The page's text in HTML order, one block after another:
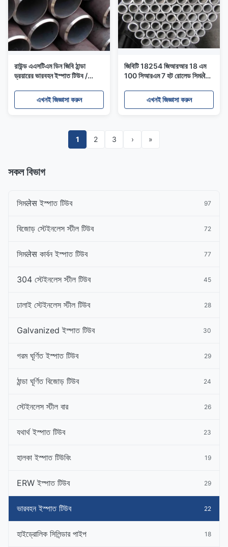
রাউন্ড এএসটিএম ডিন জিবি ঠান্ডা
ড্রয়ারের ভারবহন ইস্পাত টিউব /
স্টীল পাইপ
এখনই জিজ্ঞাসা করুন
জিবিটি 18254 জিআরআর 18 এম
100 সিআরএম 7 হট রোলেড সিমलेस
মিমি
এখনই জিজ্ঞাসা করুন
1 2 3 › »
সকল বিভাগ
সিমलेस ইস্পাত টিউব 97
বিজোড় স্টেইনলেস স্টীল টিউব 72
সিমलेस কার্বন ইস্পাত টিউব 77
304 স্টেইনলেস স্টীল টিউব 45
ঢালাই স্টেইনলেস স্টীল টিউব 28
Galvanized ইস্পাত টিউব 30
গরম ঘূর্ণিত ইস্পাত টিউব 29
ঠান্ডা ঘূর্ণিত বিজোড় টিউব 24
স্টেইনলেস স্টীল বার 26
যথার্থ ইস্পাত টিউব 23
হালকা ইস্পাত টিউবিং 19
ERW ইস্পাত টিউব 29
ভারবহন ইস্পাত টিউব 22
হাইড্রোলিক সিলিন্ডার পাইপ 18